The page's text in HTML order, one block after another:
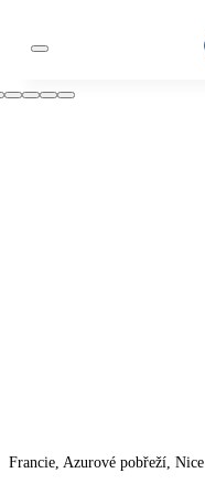
Francie, Azurové pobřeží, Nice